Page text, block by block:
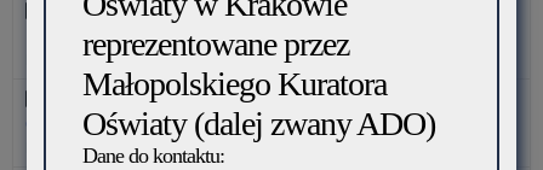
Wykaz akronimów komórek organizacyjnych - zał. Nr 3 do
Regulaminu Organizacyjknego
Data: 2026-03-11, rozmiar: 87 KB
Schemat Organizacyjny - zał. Nr 2 do Regulaminu
Organizacyjnego
Data: 2026-03-11, rozmiar: 118 KB
reprezentowane przez
Małopolskiego Kuratora
Oświaty (dalej zwany ADO)
Dane do kontaktu: